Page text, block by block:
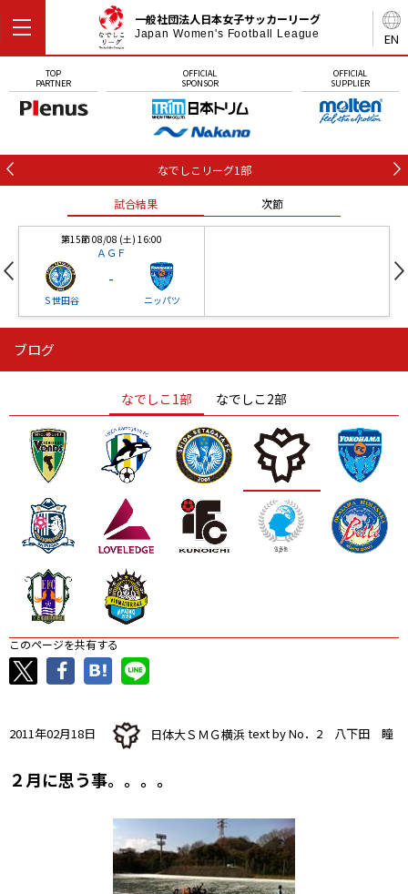
EN
一般社団法人日本女子サッカーリーグ
Japan Women's Football League
TOP
PARTNER
OFFICIAL
SPONSOR
OFFICIAL
SUPPLIER
なでしこリーグ1部
試合結果 次節
第15節 08/08 (土) 16:00
ＡＧＦ
Ｓ世田谷
-
ニッパツ
ニッパツ
ニッパツ 名古屋
石人の星
静岡 愛媛Ｌ
ブログ
なでしこ1部 なでしこ2部
このページを共有する
2011年02月18日 日体大ＳＭＧ横浜 text by No．2 八下田 瞳
２月に思う事。。。。